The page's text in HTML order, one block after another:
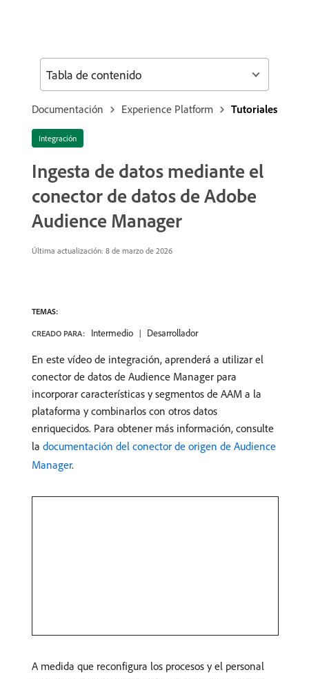
Documentación Experience Platform Tutoriales
Integración
Ingesta de datos mediante el
conector de datos de Adobe
Audience Manager
Última actualización: 8 de marzo de 2026
TEMAS:
CREADO PARA: Intermedio Desarrollador
En este vídeo de integración, aprenderá a utilizar el
conector de datos de Audience Manager para
incorporar características y segmentos de AAM a la
plataforma y combinarlos con otros datos
enriquecidos. Para obtener más información, consulte
la documentación del conector de origen de Audience
Manager.
A medida que reconfigura los procesos y el personal
Tabla de contenido